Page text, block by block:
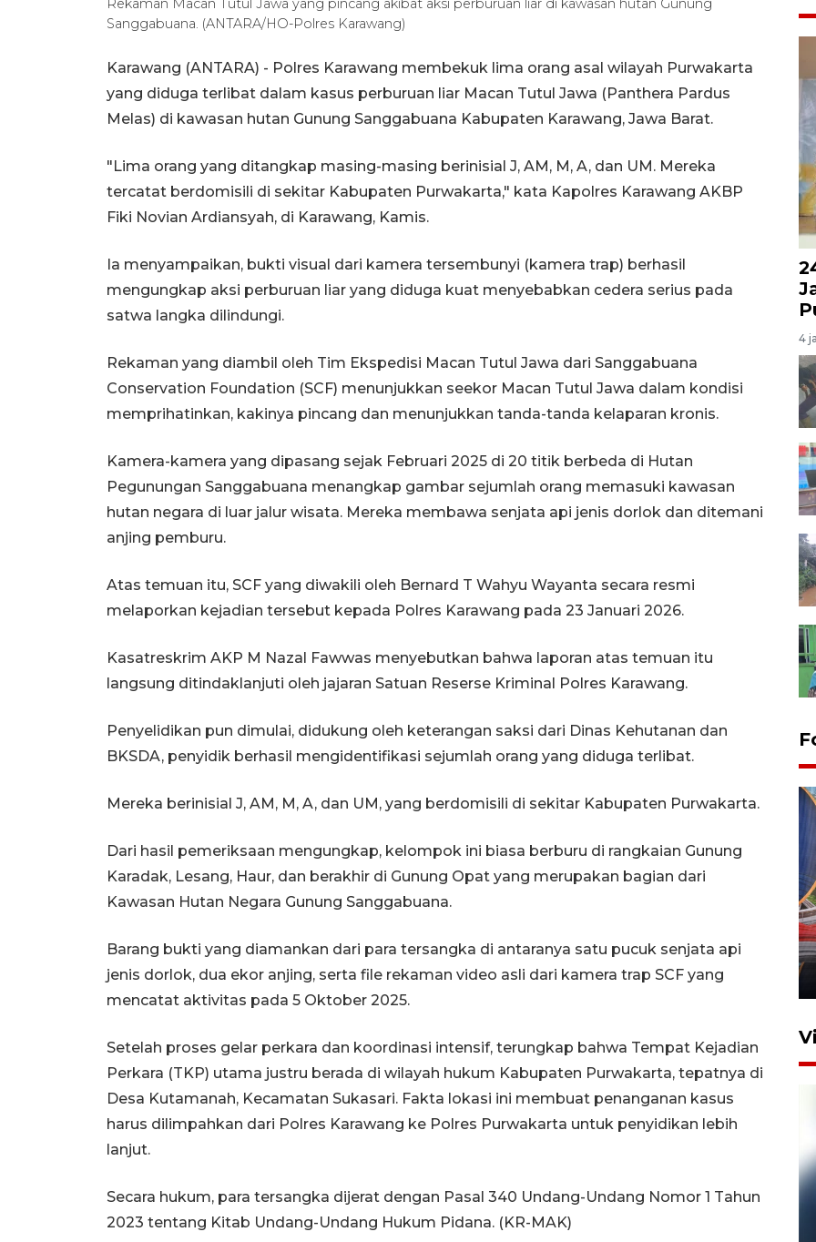
Rekaman Macan Tutul Jawa yang pincang akibat aksi perburuan liar di kawasan hutan Gunung
Sanggabuana. (ANTARA/HO-Polres Karawang)
Karawang (ANTARA) - Polres Karawang membekuk lima orang asal wilayah Purwakarta
yang diduga terlibat dalam kasus perburuan liar Macan Tutul Jawa (Panthera Pardus
Melas) di kawasan hutan Gunung Sanggabuana Kabupaten Karawang, Jawa Barat.
"Lima orang yang ditangkap masing-masing berinisial J, AM, M, A, dan UM. Mereka
tercatat berdomisili di sekitar Kabupaten Purwakarta," kata Kapolres Karawang AKBP
Fiki Novian Ardiansyah, di Karawang, Kamis.
Ia menyampaikan, bukti visual dari kamera tersembunyi (kamera trap) berhasil
mengungkap aksi perburuan liar yang diduga kuat menyebabkan cedera serius pada
satwa langka dilindungi.
Rekaman yang diambil oleh Tim Ekspedisi Macan Tutul Jawa dari Sanggabuana
Conservation Foundation (SCF) menunjukkan seekor Macan Tutul Jawa dalam kondisi
memprihatinkan, kakinya pincang dan menunjukkan tanda-tanda kelaparan kronis.
Kamera-kamera yang dipasang sejak Februari 2025 di 20 titik berbeda di Hutan
Pegunungan Sanggabuana menangkap gambar sejumlah orang memasuki kawasan
hutan negara di luar jalur wisata. Mereka membawa senjata api jenis dorlok dan ditemani
anjing pemburu.
Atas temuan itu, SCF yang diwakili oleh Bernard T Wahyu Wayanta secara resmi
melaporkan kejadian tersebut kepada Polres Karawang pada 23 Januari 2026.
Kasatreskrim AKP M Nazal Fawwas menyebutkan bahwa laporan atas temuan itu
langsung ditindaklanjuti oleh jajaran Satuan Reserse Kriminal Polres Karawang.
Penyelidikan pun dimulai, didukung oleh keterangan saksi dari Dinas Kehutanan dan
BKSDA, penyidik berhasil mengidentifikasi sejumlah orang yang diduga terlibat.
Mereka berinisial J, AM, M, A, dan UM, yang berdomisili di sekitar Kabupaten Purwakarta.
Dari hasil pemeriksaan mengungkap, kelompok ini biasa berburu di rangkaian Gunung
Karadak, Lesang, Haur, dan berakhir di Gunung Opat yang merupakan bagian dari
Kawasan Hutan Negara Gunung Sanggabuana.
Barang bukti yang diamankan dari para tersangka di antaranya satu pucuk senjata api
jenis dorlok, dua ekor anjing, serta file rekaman video asli dari kamera trap SCF yang
mencatat aktivitas pada 5 Oktober 2025.
Setelah proses gelar perkara dan koordinasi intensif, terungkap bahwa Tempat Kejadian
Perkara (TKP) utama justru berada di wilayah hukum Kabupaten Purwakarta, tepatnya di
Desa Kutamanah, Kecamatan Sukasari. Fakta lokasi ini membuat penanganan kasus
harus dilimpahkan dari Polres Karawang ke Polres Purwakarta untuk penyidikan lebih
lanjut.
Secara hukum, para tersangka dijerat dengan Pasal 340 Undang-Undang Nomor 1 Tahun
2023 tentang Kitab Undang-Undang Hukum Pidana. (KR-MAK)
4
Stasiun Bogor
12 Juni 2026 18:49
Pelanggan Filaha Farm setia